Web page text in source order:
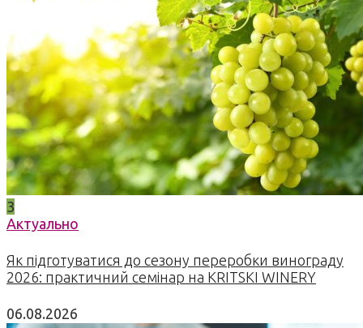
3
Актуально
Як підготуватися до сезону переробки винограду
2026: практичний семінар на KRITSKI WINERY
06.08.2026